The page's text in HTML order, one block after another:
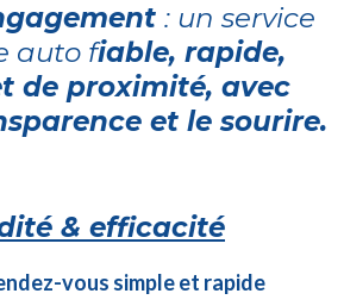
: un service
auto fiable, rapide,
de proximité, avec
et le sourire.
& efficacité
vous simple et rapide